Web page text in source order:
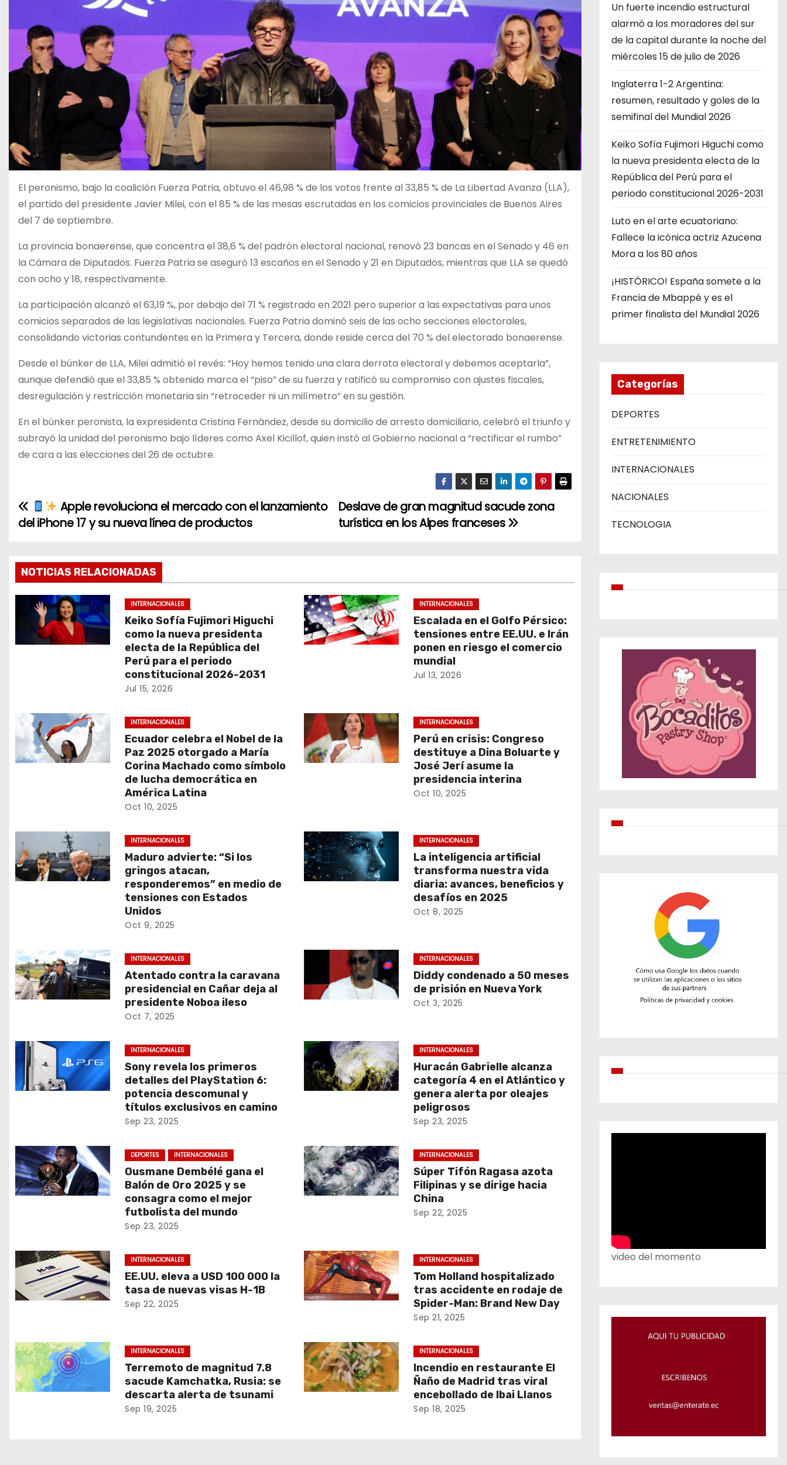
El peronismo, bajo la coalición Fuerza Patria, obtuvo el 46,98 % de los votos frente al 33,85 % de La Libertad Avanza (LLA),
el partido del presidente Javier Milei, con el 85 % de las mesas escrutadas en los comicios provinciales de Buenos Aires
del 7 de septiembre.
La provincia bonaerense, que concentra el 38,6 % del padrón electoral nacional, renovó 23 bancas en el Senado y 46 en
la Cámara de Diputados. Fuerza Patria se aseguró 13 escaños en el Senado y 21 en Diputados, mientras que LLA se quedó
con ocho y 18, respectivamente.
La participación alcanzó el 63,19 %, por debajo del 71 % registrado en 2021 pero superior a las expectativas para unos
comicios separados de las legislativas nacionales. Fuerza Patria dominó seis de las ocho secciones electorales,
consolidando victorias contundentes en la Primera y Tercera, donde reside cerca del 70 % del electorado bonaerense.
Desde el búnker de LLA, Milei admitió el revés: “Hoy hemos tenido una clara derrota electoral y debemos aceptarla”,
aunque defendió que el 33,85 % obtenido marca el “piso” de su fuerza y ratificó su compromiso con ajustes fiscales,
desregulación y restricción monetaria sin “retroceder ni un milímetro” en su gestión.
En el búnker peronista, la expresidenta Cristina Fernández, desde su domicilio de arresto domiciliario, celebró el triunfo y
subrayó la unidad del peronismo bajo líderes como Axel Kicillof, quien instó al Gobierno nacional a “rectificar el rumbo”
de cara a las elecciones del 26 de octubre.
N
v
e
ó
n
d
n
t
r
a
s
Deslave de gran magnitud sacude zona
turística en los Alpes franceses
Apple revoluciona el mercado con el lanzamiento
del iPhone 17 y su nueva línea de productos
NOTICIAS RELACIONADAS
INTERNACIONALES
Keiko Sofía Fujimori Higuchi
como la nueva presidenta
electa de la República del
Perú para el periodo
constitucional 2026-2031
Jul 15, 2026
INTERNACIONALES
Escalada en el Golfo Pérsico:
tensiones entre EE.UU. e Irán
ponen en riesgo el comercio
mundial
Jul 13, 2026
INTERNACIONALES
Ecuador celebra el Nobel de la
Paz 2025 otorgado a María
Corina Machado como símbolo
de lucha democrática en
América Latina
Oct 10, 2025
INTERNACIONALES
Perú en crisis: Congreso
destituye a Dina Boluarte y
José Jerí asume la
presidencia interina
Oct 10, 2025
INTERNACIONALES
Maduro advierte: “Si los
gringos atacan,
responderemos” en medio de
tensiones con Estados
Unidos
Oct 9, 2025
INTERNACIONALES
La inteligencia artificial
transforma nuestra vida
diaria: avances, beneficios y
desafíos en 2025
Oct 8, 2025
INTERNACIONALES
Atentado contra la caravana
presidencial en Cañar deja al
presidente Noboa ileso
Oct 7, 2025
INTERNACIONALES
Diddy condenado a 50 meses
de prisión en Nueva York
Oct 3, 2025
INTERNACIONALES
Sony revela los primeros
detalles del PlayStation 6:
potencia descomunal y
títulos exclusivos en camino
Sep 23, 2025
INTERNACIONALES
Huracán Gabrielle alcanza
categoría 4 en el Atlántico y
genera alerta por oleajes
peligrosos
Sep 23, 2025
DEPORTES INTERNACIONALES
Ousmane Dembélé gana el
Balón de Oro 2025 y se
consagra como el mejor
futbolista del mundo
Sep 23, 2025
INTERNACIONALES
Súper Tifón Ragasa azota
Filipinas y se dirige hacia
China
Sep 22, 2025
INTERNACIONALES
EE.UU. eleva a USD 100 000 la
tasa de nuevas visas H-1B
Sep 22, 2025
INTERNACIONALES
Tom Holland hospitalizado
tras accidente en rodaje de
Spider-Man: Brand New Day
Sep 21, 2025
INTERNACIONALES
Terremoto de magnitud 7.8
sacude Kamchatka, Rusia: se
descarta alerta de tsunami
Sep 19, 2025
INTERNACIONALES
Incendio en restaurante El
Ñaño de Madrid tras viral
encebollado de Ibai Llanos
Sep 18, 2025
Un fuerte incendio estructural
alarmó a los moradores del sur
de la capital durante la noche del
miércoles 15 de julio de 2026
Inglaterra 1-2 Argentina:
resumen, resultado y goles de la
semifinal del Mundial 2026
Keiko Sofía Fujimori Higuchi como
la nueva presidenta electa de la
República del Perú para el
periodo constitucional 2026-2031
Luto en el arte ecuatoriano:
Fallece la icónica actriz Azucena
Mora a los 80 años
¡HISTÓRICO! España somete a la
Francia de Mbappé y es el
primer finalista del Mundial 2026
Categorías
DEPORTES
ENTRETENIMIENTO
INTERNACIONALES
NACIONALES
TECNOLOGIA
video del momento